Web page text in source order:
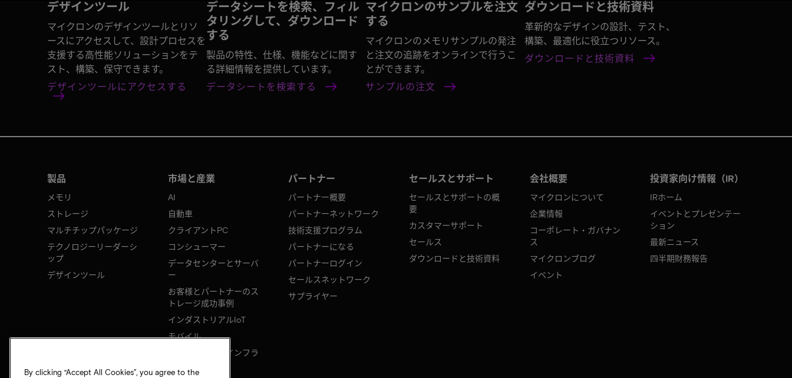
デザインツール
マイクロンのデザインツールとリソ
ースにアクセスして、設計プロセスを
支援する高性能ソリューションをテ
スト、構築、保守できます。
デザインツールにアクセスする
データシートを検索、フィル
タリングして、ダウンロード
する
製品の特性、仕様、機能などに関す
る詳細情報を提供しています。
データシートを検索する
マイクロンのサンプルを注文
する
マイクロンのメモリサンプルの発注
と注文の追跡をオンラインで行うこ
とができます。
サンプルの注文
ダウンロードと技術資料
革新的なデザインの設計、テスト、
構築、最適化に役立つリソース。
ダウンロードと技術資料
製品
メモリ
ストレージ
マルチチップパッケージ
テクノロジーリーダーシ
ップ
デザインツール
市場と産業
AI
自動車
クライアントPC
コンシューマー
データセンターとサーバ
ー
お客様とパートナーのス
トレージ成功事例
インダストリアルIoT
モバイル
ネットワークのインフラ
パートナー
パートナー概要
パートナーネットワーク
技術支援プログラム
パートナーになる
パートナーログイン
セールスネットワーク
サプライヤー
セールスとサポート
セールスとサポートの概
要
カスタマーサポート
セールス
ダウンロードと技術資料
会社概要
マイクロンについて
企業情報
コーポレート・ガバナン
ス
マイクロンブログ
イベント
投資家向け情報（IR）
IRホーム
イベントとプレゼンテー
ション
最新ニュース
四半期財務報告
By clicking “Accept All Cookies”, you agree to the